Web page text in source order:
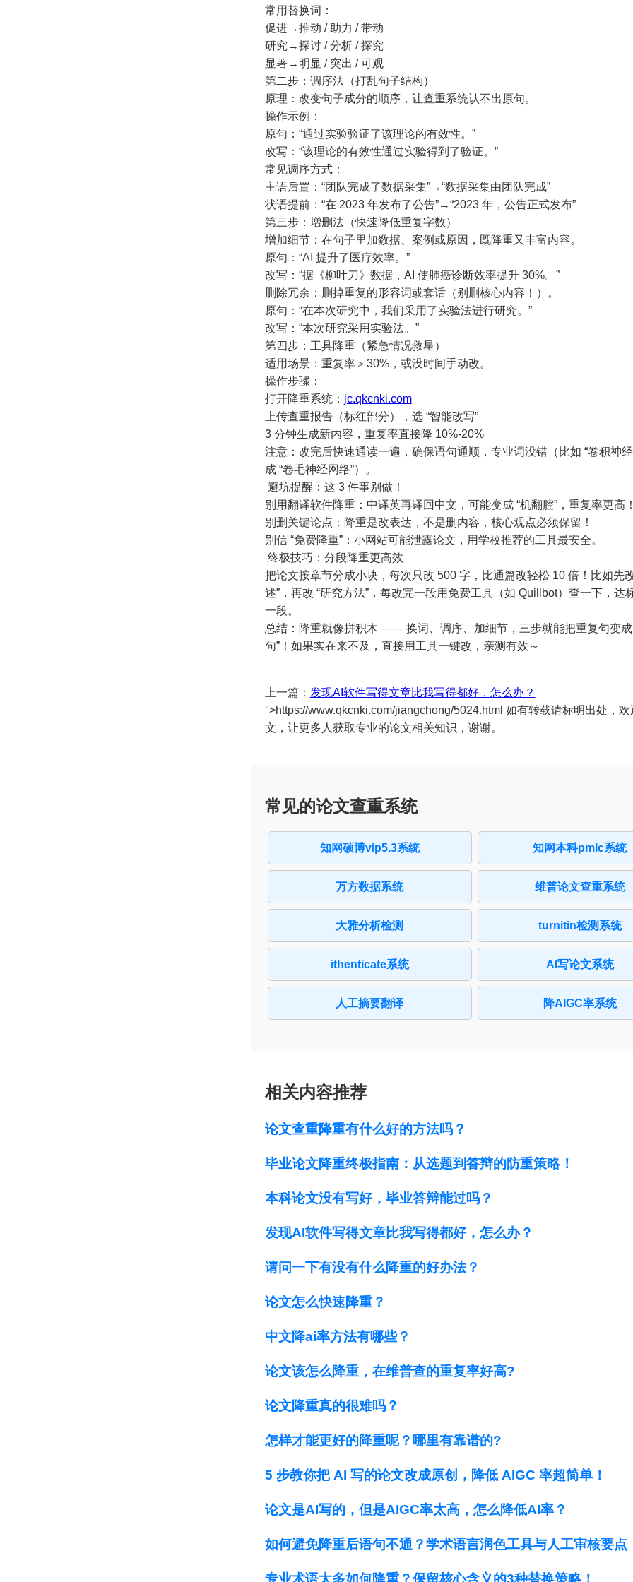
常用替换词：
促进→推动 / 助力 / 带动
研究→探讨 / 分析 / 探究
显著→明显 / 突出 / 可观
第二步：调序法（打乱句子结构）
原理：改变句子成分的顺序，让查重系统认不出原句。
操作示例：
原句：“通过实验验证了该理论的有效性。”
改写：“该理论的有效性通过实验得到了验证。”
常见调序方式：
主语后置：“团队完成了数据采集”→“数据采集由团队完成”
状语提前：“在 2023 年发布了公告”→“2023 年，公告正式发布”
第三步：增删法（快速降低重复字数）
增加细节：在句子里加数据、案例或原因，既降重又丰富内容。
原句：“AI 提升了医疗效率。”
改写：“据《柳叶刀》数据，AI 使肺癌诊断效率提升 30%。”
删除冗余：删掉重复的形容词或套话（别删核心内容！）。
原句：“在本次研究中，我们采用了实验法进行研究。”
改写：“本次研究采用实验法。”
第四步：工具降重（紧急情况救星）
适用场景：重复率＞30%，或没时间手动改。
操作步骤：
打开降重系统： jc.qkcnki.com
上传查重报告（标红部分），选 “智能改写”
3 分钟生成新内容，重复率直接降 10%-20%
注意：改完后快速通读一遍，确保语句通顺，专业词没错（比如 “卷积神
成 “卷毛神经网络”）。
避坑提醒：这 3 件事别做！
别用翻译软件降重：中译英再译回中文，可能变成 “机翻腔”，重复率更高！
别删关键论点：降重是改表达，不是删内容，核心观点必须保留！
别信 “免费降重”：小网站可能泄露论文，用学校推荐的工具最安全。
终极技巧：分段降重更高效
把论文按章节分成小块，每次只改 500 字，比通篇改轻松 10 倍！比如先
述”，再改 “研究方法”，每改完一段用免费工具（如 Quillbot）查一下，达
一段。
总结：降重就像拼积木 —— 换词、调序、加细节，三步就能把重复句变成
句”！如果实在来不及，直接用工具一键改，亲测有效～
上一篇： 发现AI软件写得文章比我写得都好，怎么办？
">https://www.qkcnki.com/jiangchong/5024.html 如有转载请标明出处，欢
文，让更多人获取专业的论文相关知识，谢谢。
常见的论文查重系统
知网硕博vip5.3系统 知网本科pmlc系统
万方数据系统 维普论文查重系统
大雅分析检测 turnitin检测系统
ithenticate系统 AI写论文系统
人工摘要翻译 降AIGC率系统
相关内容推荐
论文查重降重有什么好的方法吗？
毕业论文降重终极指南：从选题到答辩的防重策略！
本科论文没有写好，毕业答辩能过吗？
发现AI软件写得文章比我写得都好，怎么办？
请问一下有没有什么降重的好办法？
论文怎么快速降重？
中文降ai率方法有哪些？
论文该怎么降重，在维普查的重复率好高?
论文降重真的很难吗？
怎样才能更好的降重呢？哪里有靠谱的?
5 步教你把 AI 写的论文改成原创，降低 AIGC 率超简单！
论文是AI写的，但是AIGC率太高，怎么降低AI率？
如何避免降重后语句不通？学术语言润色工具与人工审核要点